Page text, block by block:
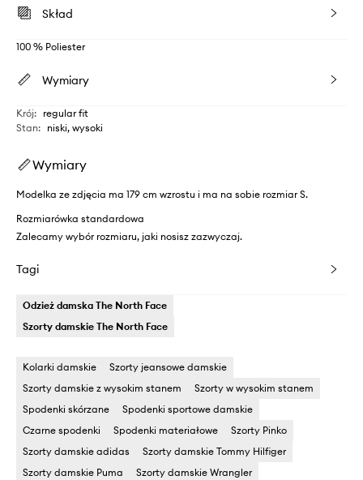
Skład
100 % Poliester
Wymiary
Krój: regular fit
Stan: niski, wysoki
Wymiary
Modelka ze zdjęcia ma 179 cm wzrostu i ma na sobie rozmiar S.
Rozmiarówka standardowa
Zalecamy wybór rozmiaru, jaki nosisz zazwyczaj.
Tagi
Odzież damska The North Face
Szorty damskie The North Face
Kolarki damskie
Szorty jeansowe damskie
Szorty damskie z wysokim stanem
Szorty w wysokim stanem
Spodenki skórzane
Spodenki sportowe damskie
Czarne spodenki
Spodenki materiałowe
Szorty Pinko
Szorty damskie adidas
Szorty damskie Tommy Hilfiger
Szorty damskie Puma
Szorty damskie Wrangler